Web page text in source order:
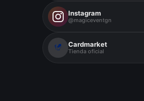
Instagram
@magiceventgn
Cardmarket
Tienda oficial